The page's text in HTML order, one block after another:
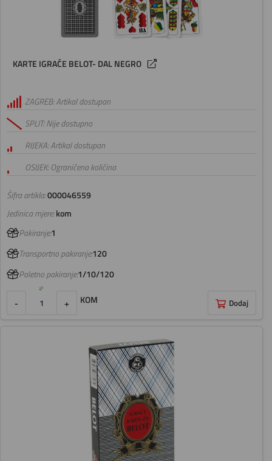
KARTE IGRAĆE BELOT- DAL NEGRO
Šifra artikla:000046559
ZAGREB: Artikal dostupan
SPLIT: Nije dostupno
RIJEKA: Artikal dostupan
OSIJEK: Ograničena količina
Jedinica mjere:kom
Pakiranje:1
Transportno pakiranje:120
Paletno pakiranje:1/10/120
- + KOM Dodaj